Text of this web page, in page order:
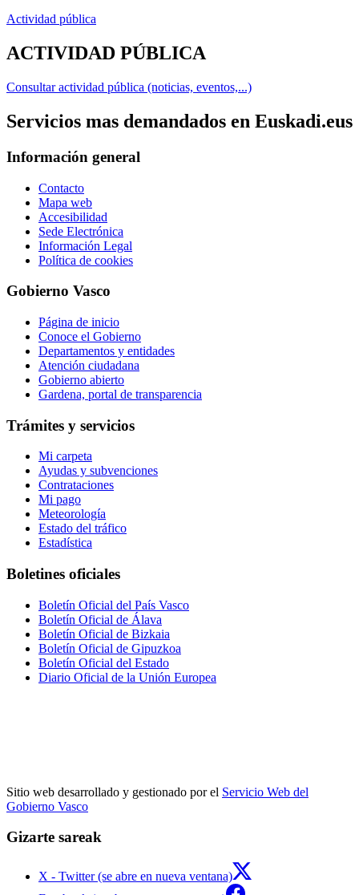
Actividad pública
ACTIVIDAD PÚBLICA
Consultar actividad pública (noticias, eventos,...)
Servicios mas demandados en Euskadi.eus
Información general
Contacto
Mapa web
Accesibilidad
Sede Electrónica
Información Legal
Política de cookies
Gobierno Vasco
Página de inicio
Conoce el Gobierno
Departamentos y entidades
Atención ciudadana
Gobierno abierto
Gardena, portal de transparencia
Trámites y servicios
Mi carpeta
Ayudas y subvenciones
Contrataciones
Mi pago
Meteorología
Estado del tráfico
Estadística
Boletines oficiales
Boletín Oficial del País Vasco
Boletín Oficial de Álava
Boletín Oficial de Bizkaia
Boletín Oficial de Gipuzkoa
Boletín Oficial del Estado
Diario Oficial de la Unión Europea
Sitio web desarrollado y gestionado por el Servicio Web del
Gobierno Vasco
Gizarte sareak
X - Twitter (se abre en nueva ventana)